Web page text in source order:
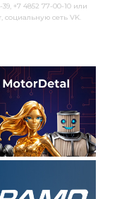
+7 4852 77-00-10 или
социальную сеть VK.